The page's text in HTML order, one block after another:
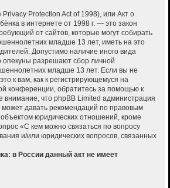
Privacy Protection Act of 1998), или Акт о
в интернете от 1998 г. — это закон
от сайтов, которые могут собирать
младше 13 лет, иметь на это
Допустимо наличие иного вида
опекуны разрешают сбор личной
младше 13 лет. Если вы не
к вам, как к регистрирующемуся на
конференции, обратитесь за помощью к
внимание, что phpBB Limited администрация
давать рекомендаций по правовым
юридических отношений, кроме
«С кем можно связаться по вопросу
и/или юридических вопросов, связанных
в России данный акт не имеет